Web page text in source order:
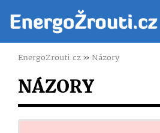
EnergoZrouti.cz»Názory
NÁZORY